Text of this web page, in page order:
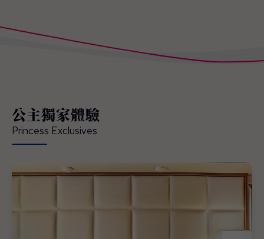
公主獨家體驗
Princess Exclusives